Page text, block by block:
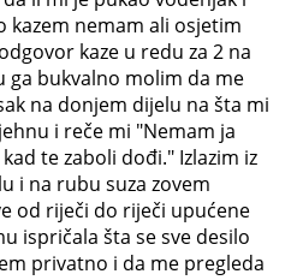
kazem nemam ali osjetim
kaze u redu za 2 na
ga bukvalno molim da me
na donjem dijelu na šta mi
i reče mi "Nemam ja
te zaboli dođi." Izlazim iz
i na rubu suza zovem
od riječi do riječi upućene
ispričala šta se sve desilo
privatno i da me pregleda